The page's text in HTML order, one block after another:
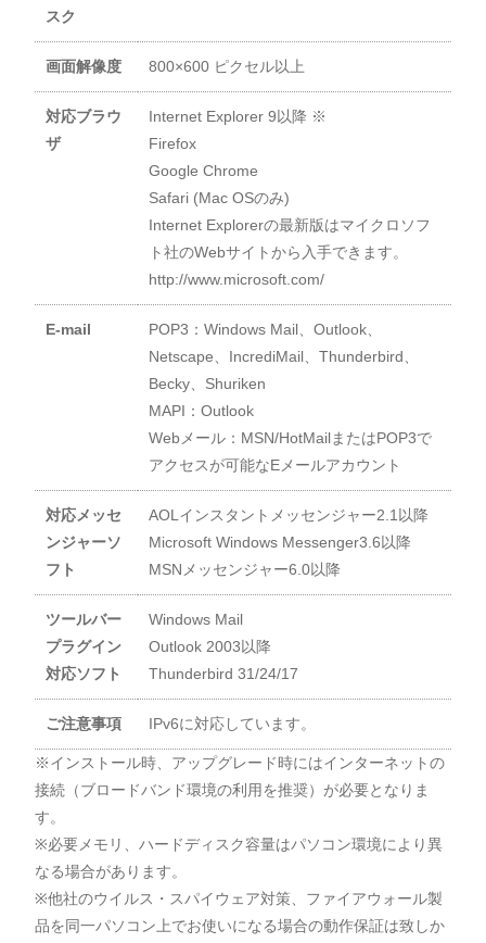
スク
画面解像度 800×600 ピクセル以上
対応ブラウ
ザ
Internet Explorer 9以降 ※
Firefox
Google Chrome
Safari (Mac OSのみ)
Internet Explorerの最新版はマイクロソフ
ト社のWebサイトから入手できます。
http://www.microsoft.com/
E-mail
POP3：Windows Mail、Outlook、
Netscape、IncrediMail、Thunderbird、
Becky、Shuriken
MAPI：Outlook
Webメール：MSN/HotMailまたはPOP3で
アクセスが可能なEメールアカウント
対応メッセ
ンジャーソ
フト
AOLインスタントメッセンジャー2.1以降
Microsoft Windows Messenger3.6以降
MSNメッセンジャー6.0以降
ツールバー
プラグイン
対応ソフト
Windows Mail
Outlook 2003以降
Thunderbird 31/24/17
ご注意事項 IPv6に対応しています。
※インストール時、アップグレード時にはインターネットの
接続（ブロードバンド環境の利用を推奨）が必要となりま
す。
※必要メモリ、ハードディスク容量はパソコン環境により異
なる場合があります。
※他社のウイルス・スパイウェア対策、ファイアウォール製
品を同一パソコン上でお使いになる場合の動作保証は致しか